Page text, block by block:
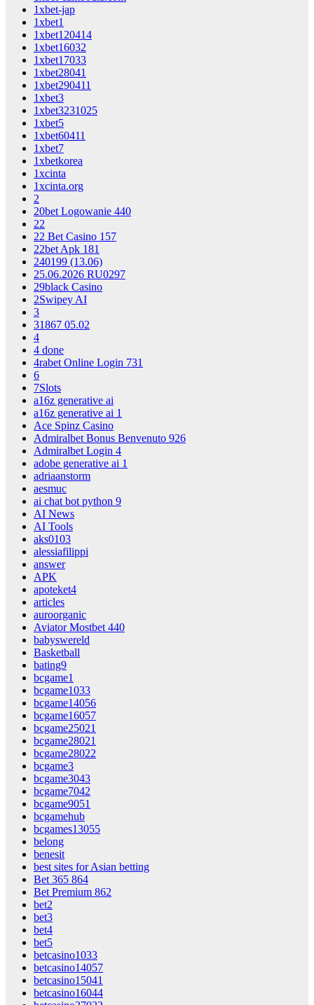
1xbet-jap
1xbet1
1xbet120414
1xbet16032
1xbet17033
1xbet28041
1xbet290411
1xbet3
1xbet3231025
1xbet5
1xbet60411
1xbet7
1xbetkorea
1xcinta
1xcinta.org
2
20bet Logowanie 440
22
22 Bet Casino 157
22bet Apk 181
240199 (13.06)
25.06.2026 RU0297
29black Casino
2Swipey AI
3
31867 05.02
4
4 done
4rabet Online Login 731
6
7Slots
a16z generative ai
a16z generative ai 1
Ace Spinz Casino
Admiralbet Bonus Benvenuto 926
Admiralbet Login 4
adobe generative ai 1
adriaanstorm
aesmuc
ai chat bot python 9
AI News
AI Tools
aks0103
alessiafilippi
answer
APK
apoteket4
articles
auroorganic
Aviator Mostbet 440
babyswereld
Basketball
bating9
bcgame1
bcgame1033
bcgame14056
bcgame16057
bcgame25021
bcgame28021
bcgame28022
bcgame3
bcgame3043
bcgame7042
bcgame9051
bcgamehub
bcgames13055
belong
benesit
best sites for Asian betting
Bet 365 864
Bet Premium 862
bet2
bet3
bet4
bet5
betcasino1033
betcasino14057
betcasino15041
betcasino16044